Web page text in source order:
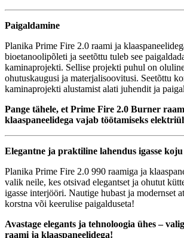
Paigaldamine
Planika Prime Fire 2.0 raami ja
bioetanoolipõleti ja seetõttu tuleb see
kaminaprojekti. Sellise projekti puhul on
ohutuskaugusi ja materjalisoovitusi. Seetõttu
kaminaprojekti alustamist alati juhendit ja
Pange tähele, et Prime Fire 2.0 Burner
klaaspaneelidega vajab töötamiseks
Elegantne ja praktiline lahendus igasse koju
Planika Prime Fire 2.0 990 raamiga ja
valik neile, kes otsivad elegantset ja ohutut
igasse interjööri. Nautige hubast ja modernset
korstna või keerulise paigalduseta!
Avastage elegants ja tehnoloogia ühes –
raami ja klaaspaneelidega!